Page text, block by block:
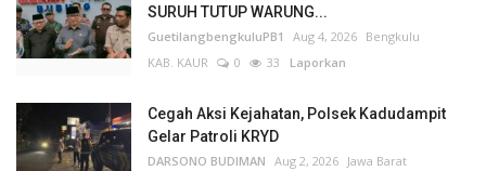
SURUH TUTUP WARUNG...
GuetilangbengkuluPB1 Aug 4, 2026 Bengkulu
KAB. KAUR
0 33 Laporkan
Cegah Aksi Kejahatan, Polsek Kadudampit
Gelar Patroli KRYD
DARSONO BUDIMAN Aug 2, 2026 Jawa Barat